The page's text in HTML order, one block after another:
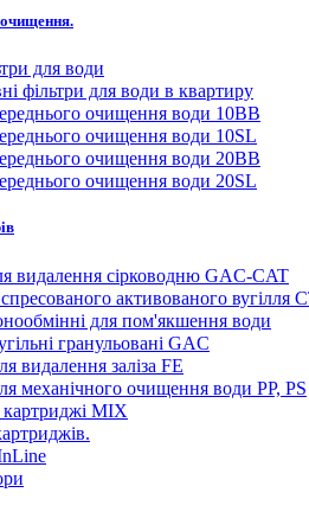
видалення сірководню GAC-CAT
для пом'якшення води
гранульовані GAC
видалення заліза FE
механічного очищення води PP, PS
картриджі MIX
якості води в домашніх
для систем зворотного
води для зворотних осмосів
тиску для систем зворотного
до фільтрів для води
лампи для очищення води в